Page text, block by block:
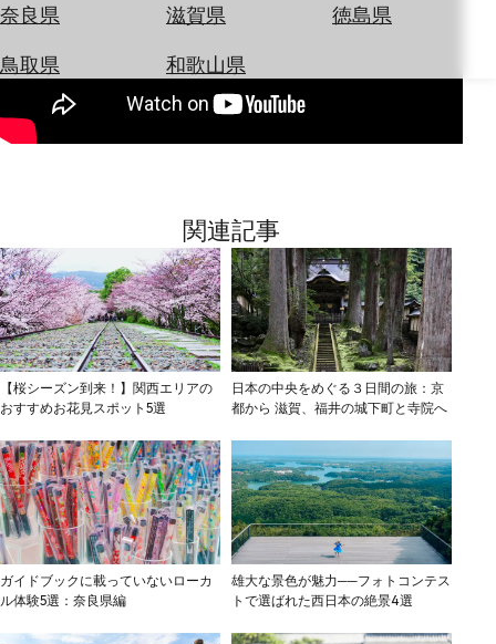
奈良県
滋賀県
徳島県
鳥取県
和歌山県
テ
を
探
為
替
を
見
る
関連記事
【桜シーズン到来！】関西エリアの
おすすめお花見スポット5選
日本の中央をめぐる３日間の旅：京
都から 滋賀、福井の城下町と寺院へ
ガイドブックに載っていないローカ
ル体験5選：奈良県編
雄大な景色が魅力──フォトコンテス
トで選ばれた西日本の絶景4選